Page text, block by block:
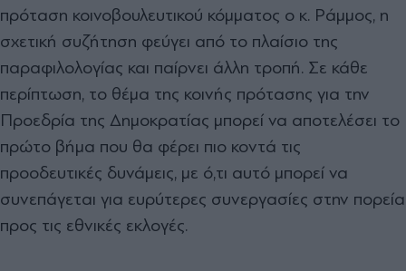
πρόταση κοινοβουλευτικού κόμματος ο κ. Ράμμος, η
σχετική συζήτηση φεύγει από το πλαίσιο της
παραφιλολογίας και παίρνει άλλη τροπή. Σε κάθε
περίπτωση, το θέμα της κοινής πρότασης για την
Προεδρία της Δημοκρατίας μπορεί να αποτελέσει το
πρώτο βήμα που θα φέρει πιο κοντά τις
προοδευτικές δυνάμεις, με ό,τι αυτό μπορεί να
συνεπάγεται για ευρύτερες συνεργασίες στην πορεία
προς τις εθνικές εκλογές.